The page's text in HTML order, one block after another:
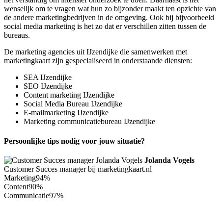
wenselijk om te vragen wat hun zo bijzonder maakt ten opzichte van
de andere marketingbedrijven in de omgeving. Ook bij bijvoorbeeld
social media marketing is het zo dat er verschillen zitten tussen de
bureaus.
De marketing agencies uit IJzendijke die samenwerken met
marketingkaart zijn gespecialiseerd in onderstaande diensten:
SEA IJzendijke
SEO IJzendijke
Content marketing IJzendijke
Social Media Bureau IJzendijke
E-mailmarketing IJzendijke
Marketing communicatiebureau IJzendijke
Persoonlijke tips nodig voor jouw situatie?
Jolanda Vogels
Customer Succes manager bij marketingkaart.nl
Marketing94%
Content90%
Communicatie97%